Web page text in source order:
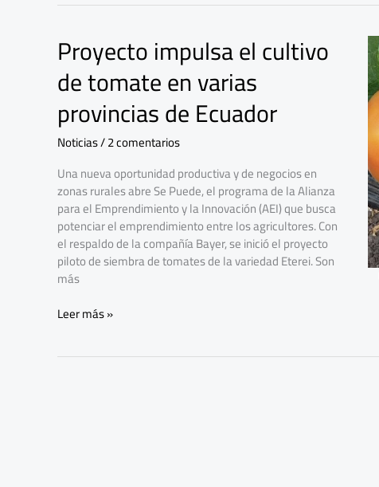
Proyecto impulsa el cultivo
de tomate en varias
provincias de Ecuador
Noticias/2 comentarios
Una nueva oportunidad productiva y de negocios en
zonas rurales abre Se Puede, el programa de la Alianza
para el Emprendimiento y la Innovación (AEI) que busca
potenciar el emprendimiento entre los agricultores. Con
el respaldo de la compañía Bayer, se inició el proyecto
piloto de siembra de tomates de la variedad Eterei. Son
más
Proyecto
impulsa
el
cultivo
de
tomate
en
varias
provincias
de
Ecuador
Leer más »